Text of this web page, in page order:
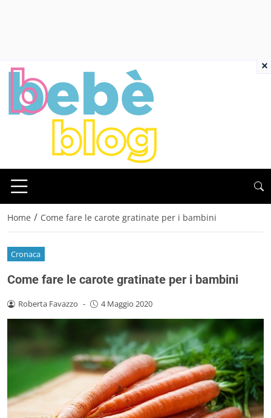
Home / Come fare le carote gratinate per i bambini
Cronaca
Come fare le carote gratinate per i bambini
Roberta Favazzo - 4 Maggio 2020
×